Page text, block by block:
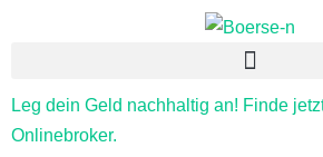
Leg dein Geld nachhaltig an! Finde
Onlinebroker.